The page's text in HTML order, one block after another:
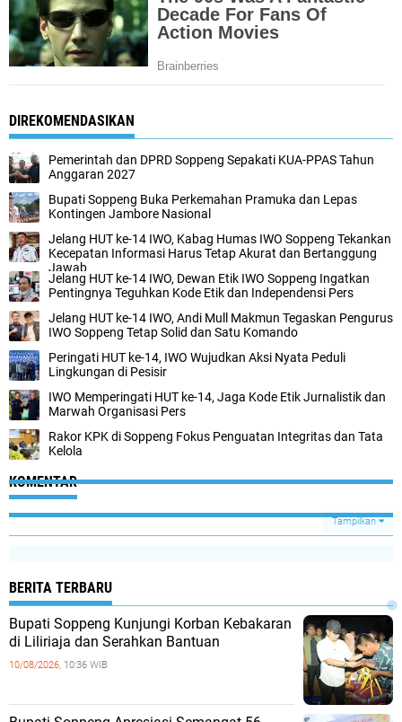
DIREKOMENDASIKAN
Pemerintah dan DPRD Soppeng Sepakati KUA-PPAS Tahun
Anggaran 2027
Bupati Soppeng Buka Perkemahan Pramuka dan Lepas
Kontingen Jambore Nasional
Jelang HUT ke-14 IWO, Kabag Humas IWO Soppeng Tekankan
Kecepatan Informasi Harus Tetap Akurat dan Bertanggung
Jawab
Jelang HUT ke-14 IWO, Dewan Etik IWO Soppeng Ingatkan
Pentingnya Teguhkan Kode Etik dan Independensi Pers
Jelang HUT ke-14 IWO, Andi Mull Makmun Tegaskan Pengurus
IWO Soppeng Tetap Solid dan Satu Komando
Peringati HUT ke-14, IWO Wujudkan Aksi Nyata Peduli
Lingkungan di Pesisir
IWO Memperingati HUT ke-14, Jaga Kode Etik Jurnalistik dan
Marwah Organisasi Pers
Rakor KPK di Soppeng Fokus Penguatan Integritas dan Tata
Kelola
KOMENTAR
Tampilkan
BERITA TERBARU
Bupati Soppeng Kunjungi Korban Kebakaran
di Liliriaja dan Serahkan Bantuan
10/08/2026, 10:36 WIB